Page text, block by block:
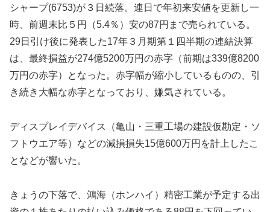
シャープ(6753)が３日続落。連日で年初来安値を更新し一
時、前週末比５円（5.4％）安の87円まで売られている。
29日引け後に発表した17年３月期第１四半期の連結決算
は、最終損益が274億5200万円の赤字（前期は339億8200
万円の赤字）となった。赤字幅が縮小しているものの、引
き続き大幅な赤字となっており、嫌気されている。
ディスプレイデバイス（亀山・三重工場の建設仮勘定・ソ
フトウエア等）などの減損損失15億600万円を計上したこ
となどが響いた。
きょうの下落で、鴻海（ホンハイ）精密工業が予定する出